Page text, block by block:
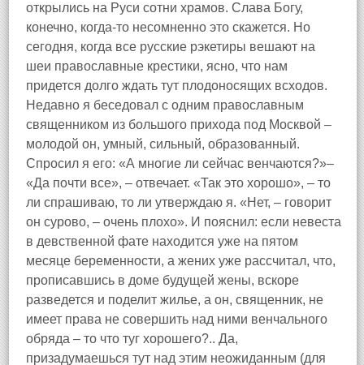
открылись на Руси сотни храмов. Слава Богу,
конечно, когда‑то несомненно это скажется. Но
сегодня, когда все русские рэкетиры вешают на
шеи православные крестики, ясно, что нам
придется долго ждать тут плодоносящих всходов.
Недавно я беседовал с одним православным
священником из большого прихода под Москвой –
молодой он, умный, сильный, образованный.
Спросил я его: «А многие ли сейчас венчаются?»–
«Да почти все», – отвечает. «Так это хорошо», – то
ли спрашиваю, то ли утверждаю я. «Нет, – говорит
он сурово, – очень плохо». И пояснил: если невеста
в девственной фате находится уже на пятом
месяце беременности, а жених уже рассчитал, что,
прописавшись в доме будущей жены, вскоре
разведется и поделит жилье, а он, священник, не
имеет права не совершить над ними венчального
обряда – то что туг хорошего?.. Да,
призадумаешься тут над этим неожиданным (для